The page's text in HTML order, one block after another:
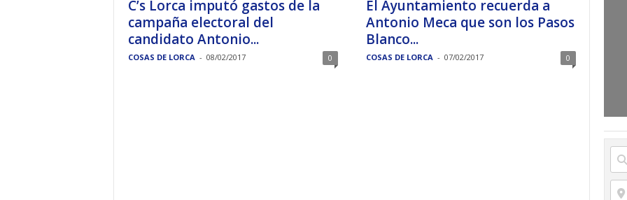
C’s Lorca imputó gastos de la
campaña electoral del
candidato Antonio...
COSAS DE LORCA - 08/02/2017 0
El Ayuntamiento recuerda a
Antonio Meca que son los Pasos
Blanco...
COSAS DE LORCA - 07/02/2017 0